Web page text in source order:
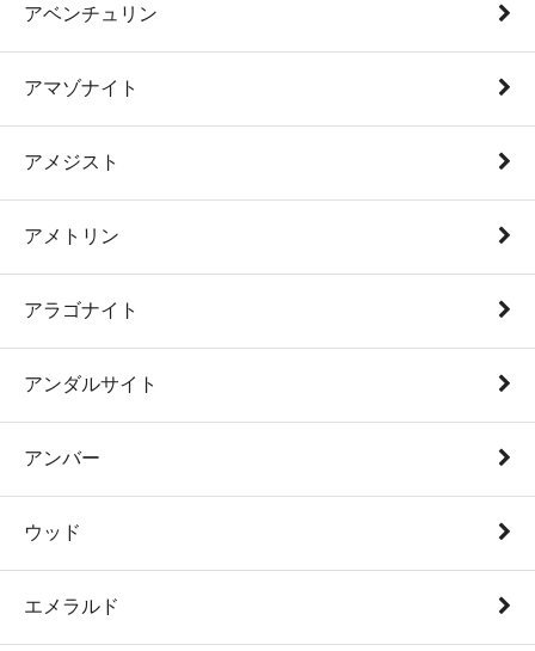
アベンチュリン
アマゾナイト
アメジスト
アメトリン
アラゴナイト
アンダルサイト
アンバー
ウッド
エメラルド